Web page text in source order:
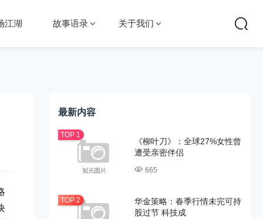
江湖 故事语录 关于我们
最新内容
《柳叶刀》：全球27%女性曾
遭受亲密伴侣
665
华金策略：春季行情未完可持
股过节 科技成